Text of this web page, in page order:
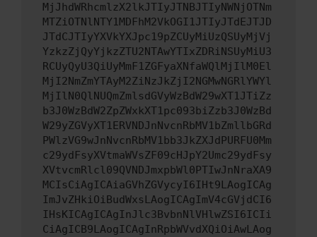
MjJhdWRhcmlzX2lkJTIyJTNBJTIyNWNjOTNm
MTZiOTNlNTY1MDFhM2VkOGI1JTIyJTdEJTJD
JTdCJTIyYXVkYXJpc19pZCUyMiUzQSUyMjVj
YzkzZjQyYjkzZTU2NTAwYTIxZDRiNSUyMiU3
RCUyQyU3QiUyMmF1ZGFyaXNfaWQlMjIlM0El
MjI2NmZmYTAyM2ZiNzJkZjI2NGMwNGRlYWYl
MjIlN0QlNUQmZmlsdGVyWzBdW29wXT1JTiZz
b3J0WzBdW2ZpZWxkXT1pc093biZzb3J0WzBd
W29yZGVyXT1ERVNDJnNvcnRbMV1bZmllbGRd
PWlzVG9wJnNvcnRbMV1bb3JkZXJdPURFU0Mm
c29ydFsyXVtmaWVsZF09cHJpY2Umc29ydFsy
XVtvcmRlcl09QVNDJmxpbWl0PTIwJnNraXA9
MCIsCiAgICAiaGVhZGVycyI6IHt9LAogICAg
ImJvZHkiOiBudWxsLAogICAgImV4cGVjdCI6
IHsKICAgICAgInJlc3BvbnNlVHlwZSI6ICIi
CiAgICB9LAogICAgInRpbWVvdXQiOiAwLAog